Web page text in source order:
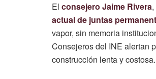
El consejero Jaime Rivera
actual de juntas
vapor, sin memoria
Consejeros del INE alertan
construcción lenta y costosa.